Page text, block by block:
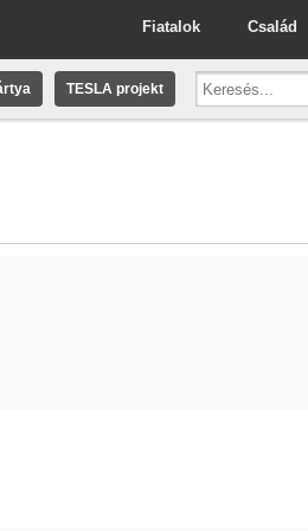
Család
Fiatalok
TESLA projekt